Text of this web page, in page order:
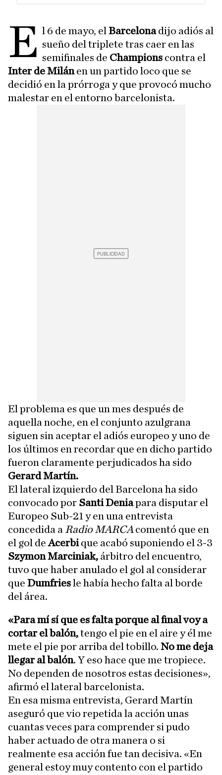
E l 6 de mayo, elBarcelonadijo adiós al
sueño del triplete tras caer en las
semifinales de Champions contra el
Inter de Milánen un partido loco que se
decidió en la prórroga y que provocó mucho
malestar en el entorno barcelonista.
El problema es que un mes después de
aquella noche, en el conjunto azulgrana
siguen sin aceptar el adiós europeo y uno de
los últimos en recordar que en dicho partido
fueron claramente perjudicados ha sido
Gerard Martín.
El lateral izquierdo del Barcelona ha sido
convocado por Santi Deniapara disputar el
Europeo Sub-21 y en una entrevista
concedida a Radio MARCA comentó que en
el gol deAcerbique acabó suponiendo el 3-3
Szymon Marciniak, árbitro del encuentro,
tuvo que haber anulado el gol al considerar
que Dumfriesle había hecho falta al borde
del área.
«Para mí sí que es falta porque al final voy a
cortar el balón,tengo el pie en el aire y él me
mete el pie por arriba del tobillo. No me deja
llegar al balón. Y eso hace que me tropiece.
No dependen de nosotros estas decisiones»,
afirmó el lateral barcelonista.
En esa misma entrevista, Gerard Martín
aseguró que vio repetida la acción unas
cuantas veces para comprender si pudo
haber actuado de otra manera o si
realmente esa acción fue tan decisiva. «En
general estoy muy contento con el partido